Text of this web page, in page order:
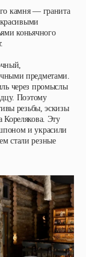
камня — гранита
коньячного
предметами.
через промыслы
Поэтому
резьбы, эскизы
Корелякова. Эту
и украсили
стали резные